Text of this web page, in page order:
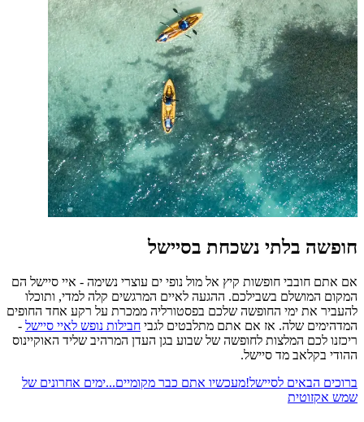
חופשה בלתי נשכחת בסיישל
אם אתם חובבי חופשות קיץ אל מול נופי ים עוצרי נשימה - איי סיישל הם
המקום המושלם בשבילכם. ההגעה לאיים המרגשים קלה למדי, ותוכלו
להעביר את ימי החופשה שלכם בפסטורליה ממכרת על רקע אחד החופים
המדהימים שלה. אז אם אתם מתלבטים לגבי חבילות נופש לאיי סיישל -
ריכזנו לכם המלצות לחופשה של שבוע בגן העדן המרהיב שליד האוקיינוס
ההודי בקלאב מד סיישל.
ברוכים הבאים לסיישל!מעכשיו אתם כבר מקומיים...ימים אחרונים של
שמש אקזוטית